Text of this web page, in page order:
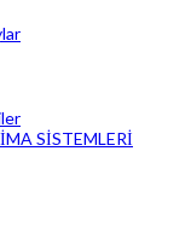
SİSTEMLERİ